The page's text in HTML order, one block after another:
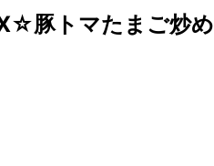
豚トマたまご炒め